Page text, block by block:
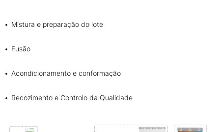
Mistura e preparação do lote
Fusão
Acondicionamento e conformação
Recozimento e Controlo da Qualidade